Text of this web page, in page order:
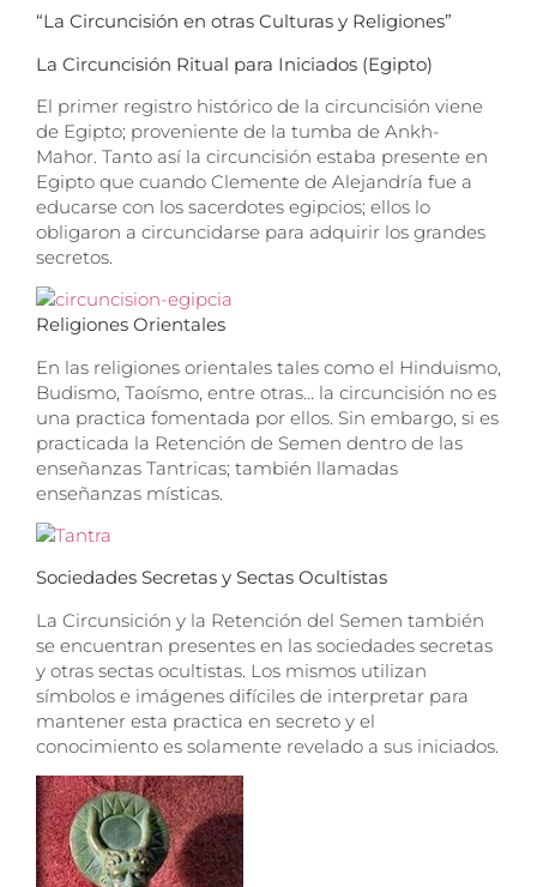
“La Circuncisión en otras Culturas y Religiones”
La Circuncisión Ritual para Iniciados (Egipto)
El primer registro histórico de la circuncisión viene
de Egipto; proveniente de la tumba de Ankh-
Mahor. Tanto así la circuncisión estaba presente en
Egipto que cuando Clemente de Alejandría fue a
educarse con los sacerdotes egipcios; ellos lo
obligaron a circuncidarse para adquirir los grandes
secretos.
Religiones Orientales
En las religiones orientales tales como el Hinduismo,
Budismo, Taoísmo, entre otras… la circuncisión no es
una practica fomentada por ellos. Sin embargo, si es
practicada la Retención de Semen dentro de las
enseñanzas Tantricas; también llamadas
enseñanzas místicas.
Sociedades Secretas y Sectas Ocultistas
La Circunsición y la Retención del Semen también
se encuentran presentes en las sociedades secretas
y otras sectas ocultistas. Los mismos utilizan
símbolos e imágenes difíciles de interpretar para
mantener esta practica en secreto y el
conocimiento es solamente revelado a sus iniciados.